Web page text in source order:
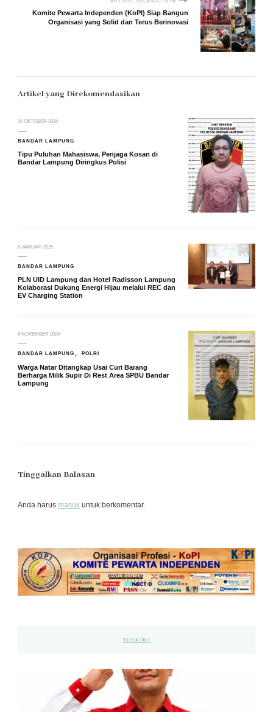
Komite Pewarta Independen (KoPI) Siap Bangun
Organisasi yang Solid dan Terus Berinovasi
Artikel yang Direkomendasikan
16 OKTOBER 2024
BANDAR LAMPUNG
Tipu Puluhan Mahasiswa, Penjaga Kosan di
Bandar Lampung Diringkus Polisi
8 JANUARI 2025
BANDAR LAMPUNG
PLN UID Lampung dan Hotel Radisson Lampung
Kolaborasi Dukung Energi Hijau melalui REC dan
EV Charging Station
6 NOVEMBER 2024
BANDAR LAMPUNG POLRI
Warga Natar Ditangkap Usai Curi Barang
Berharga Milik Supir Di Rest Area SPBU Bandar
Lampung
Tinggalkan Balasan
Anda harus masuk untuk berkomentar.
TERKINI